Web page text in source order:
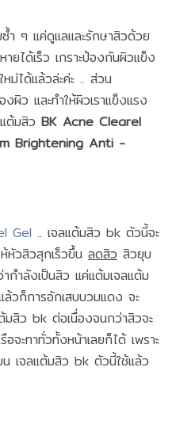
ซ้ำ ๆ แค่ดูแลและรักษาสิวด้วย
ได้เร็ว เกราะป้องกันผิวแข็ง
ม่ได้แล้วล่ะค่ะ .. ส่วน
ว และทำให้ผิวเราแข็งแรง
ต้มสิว BK Acne Clearel
Brightening Anti -
Gel .. เจลแต้มสิว bk ตัวนี้จะ
หัวสิวสุกเร็วขึ้น ลดสิว สิวยุบ
กำลังเป็นสิว แค่แต้มเจลแต้ม
วก็การอักเสบบวมแดง จะ
มสิว bk ต่อเนื่องจนกว่าสิวจะ
จะทาทั่วทั้งหน้าเลยก็ได้ เพราะ
น เจลแต้มสิว bk ตัวนี้ใช้แล้ว